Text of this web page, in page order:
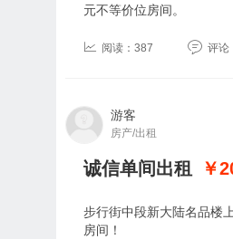
元不等价位房间。
阅读：387 评论
游客
房产/出租
诚信单间出租 ￥
步行街中段新大陆名品楼
房间！